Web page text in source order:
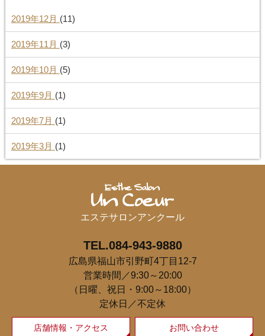
2019年12月 (11)
2019年11月 (3)
2019年10月 (5)
2019年9月 (1)
2019年7月 (1)
2019年3月 (1)
エステサロンアンクール
TEL.084-943-9880
広島県福山市引野町4丁目12-7
営業時間／9:30～20:00
（日曜、祝日・9:00～18:00）
定休日／不定休
店舗情報・アクセス お問い合わせ